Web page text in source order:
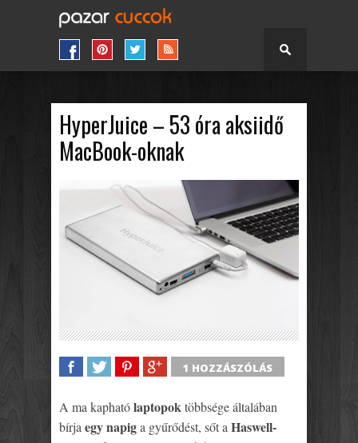
HyperJuice – 53 óra aksiidő
MacBook-oknak
1 HOZZÁSZÓLÁS
A ma kaphatólaptopoktöbbsége általában
bírjaegy napiga gyűrődést, sőt aHaswell-